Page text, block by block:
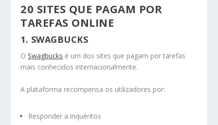
20 SITES QUE PAGAM POR
TAREFAS ONLINE
1. SWAGBUCKS
OSwagbucks é um dos sites que pagam por tarefas
mais conhecidos internacionalmente.
A plataforma recompensa os utilizadores por:
Responder a inquéritos